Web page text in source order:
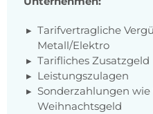
Tarifvertragliche
Metall/Elektro
Tarifliches Zusatzgeld
Leistungszulagen
Sonderzahlungen
Weihnachtsgeld